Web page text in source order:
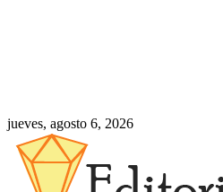
jueves, agosto 6, 2026